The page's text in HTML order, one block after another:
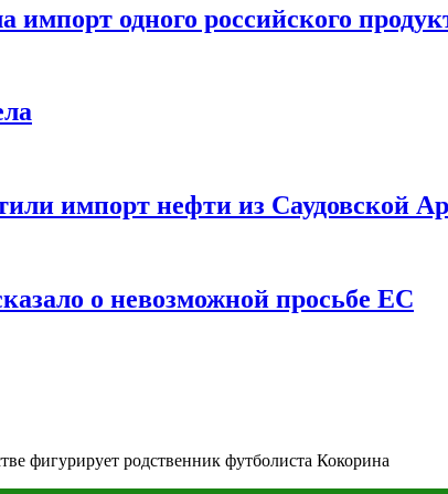
одного российского
импорт нефти из Саудовской
о невозможной просьбе ЕС
фигурирует родственник футболиста Кокорина